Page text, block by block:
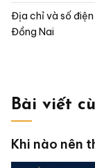
Địa chỉ và số
Đồng Nai
Bài viết
Khi nào nên